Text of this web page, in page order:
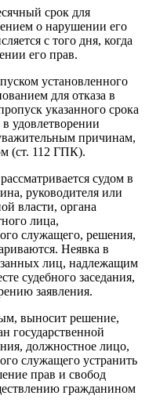
срок для
о нарушении его
с того дня, когда
его прав.
установленного
для отказа в
указанного срока
удовлетворении
причинам,
(ст. 112 ГПК).
судом в
руководителя или
власти, органа
лица,
служащего, решения,
Неявка в
лиц, надлежащим
судебного заседания,
заявления.
выносит решение,
государственной
должностное лицо,
служащего устранить
прав и свобод
гражданином